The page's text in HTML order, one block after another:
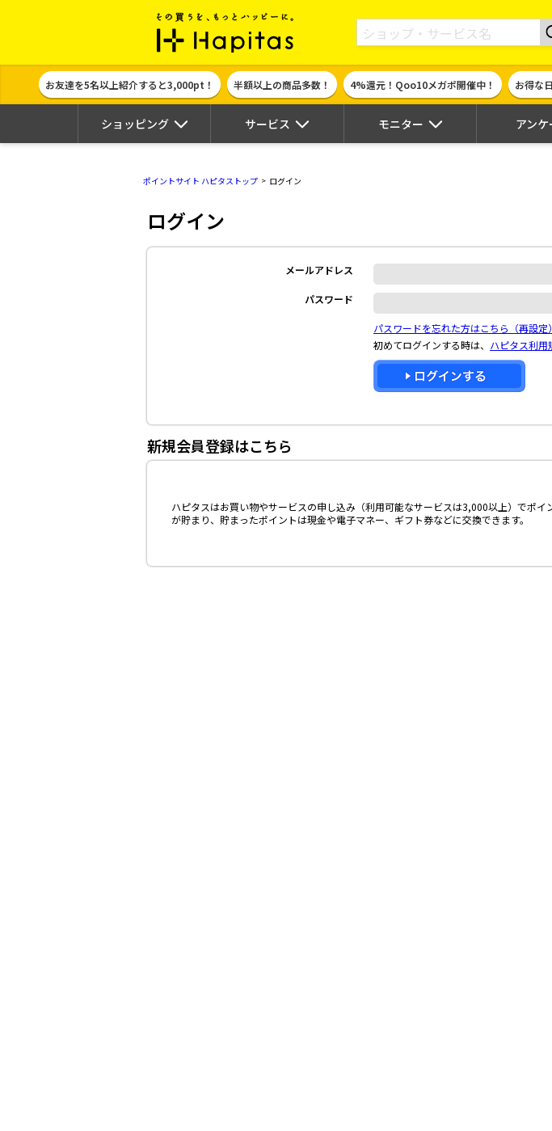
ポイント貯めて現金やギフト券に交換できるポイントサイ
お友達を5名以上紹介すると3,000pt！ 半額以上の商品多数！ 4%還元！Qoo10メガポ開催中！ お得な
ショッピング サービス モニター アンケ
ポイントサイト ハピタストップ ログイン
ログイン
メールアドレス
パスワード
パスワードを忘れた方はこちら（再設定）
初めてログインする時は、 ハピタス利用
新規会員登録はこちら
ハピタスはお買い物やサービスの申し込み（利用可能なサービスは3,000以上）でポイ
が貯まり、貯まったポイントは現金や電子マネー、ギフト券などに交換できます。